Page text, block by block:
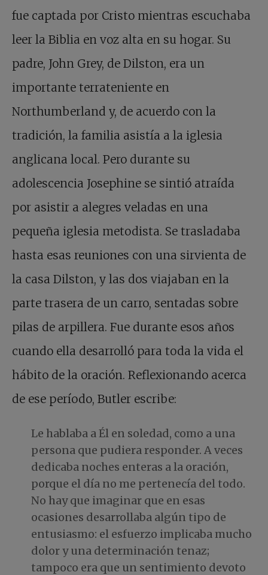
fue captada por Cristo mientras escuchaba
leer la Biblia en voz alta en su hogar. Su
padre, John Grey, de Dilston, era un
importante terrateniente en
Northumberland y, de acuerdo con la
tradición, la familia asistía a la iglesia
anglicana local. Pero durante su
adolescencia Josephine se sintió atraída
por asistir a alegres veladas en una
pequeña iglesia metodista. Se trasladaba
hasta esas reuniones con una sirvienta de
la casa Dilston, y las dos viajaban en la
parte trasera de un carro, sentadas sobre
pilas de arpillera. Fue durante esos años
cuando ella desarrolló para toda la vida el
hábito de la oración. Reflexionando acerca
de ese período, Butler escribe:
Le hablaba a Él en soledad, como a una
persona que pudiera responder. A veces
dedicaba noches enteras a la oración,
porque el día no me pertenecía del todo.
No hay que imaginar que en esas
ocasiones desarrollaba algún tipo de
entusiasmo: el esfuerzo implicaba mucho
dolor y una determinación tenaz;
tampoco era que un sentimiento devoto